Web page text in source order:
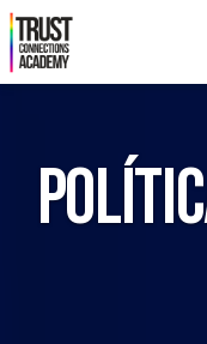
QUEM SOMOS
EVENTOS